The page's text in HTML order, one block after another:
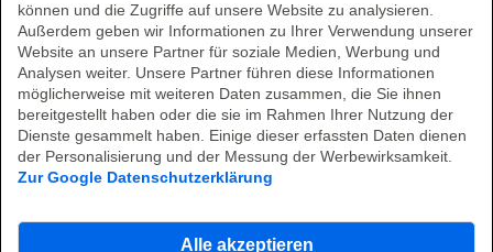
können und die Zugriffe auf unsere Website zu analysieren.
Außerdem geben wir Informationen zu Ihrer Verwendung unserer
Website an unsere Partner für soziale Medien, Werbung und
Analysen weiter. Unsere Partner führen diese Informationen
möglicherweise mit weiteren Daten zusammen, die Sie ihnen
bereitgestellt haben oder die sie im Rahmen Ihrer Nutzung der
Dienste gesammelt haben. Einige dieser erfassten Daten dienen
der Personalisierung und der Messung der Werbewirksamkeit.
Zur Google Datenschutzerklärung
Alle akzeptieren
Ihre nächsten Schritte: Den Einstieg
in die eigene KI-Plattform planen
Sie möchten KI nutzen, stehen aber noch vor
der Frage, ob Sie eine eigene KI-Plattform
entwickeln, eine bestehende Lösung
einsetzen sollten? Im Webinar wird deutlich:
Der entscheidende Schritt ist, Potenziale,